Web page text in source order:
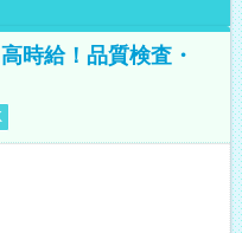
時給！品質検査・